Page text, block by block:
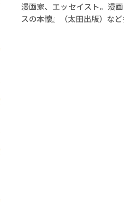
漫画家、エッセイスト。漫
スの本懐』（太田出版）など